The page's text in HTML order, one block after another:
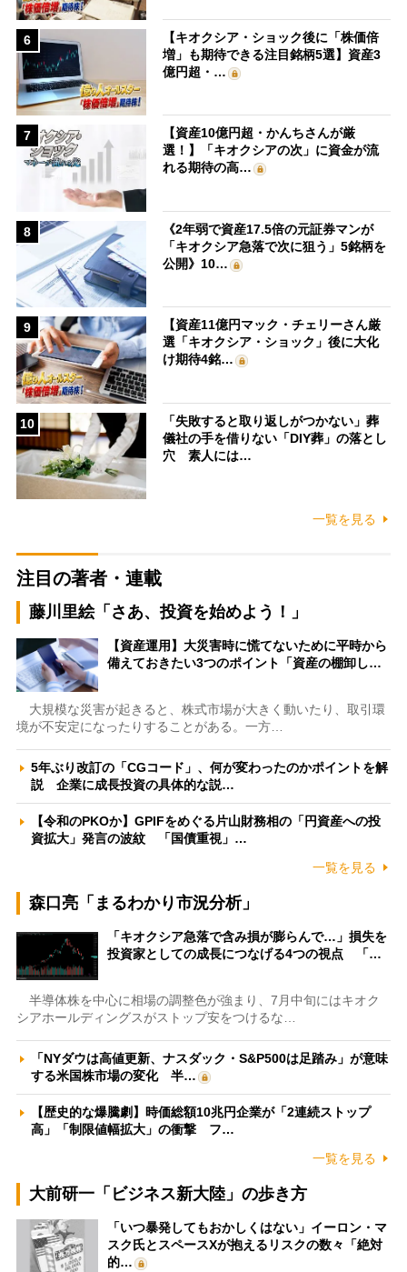
6
【キオクシア・ショック後に「株価倍
増」も期待できる注目銘柄5選】資産3
億円超・…
7
【資産10億円超・かんちさんが厳
選！】「キオクシアの次」に資金が流
れる期待の高…
8
《2年弱で資産17.5倍の元証券マンが
「キオクシア急落で次に狙う」5銘柄を
公開》10…
9
【資産11億円マック・チェリーさん厳
選「キオクシア・ショック」後に大化
け期待4銘…
10
「失敗すると取り返しがつかない」葬
儀社の手を借りない「DIY葬」の落とし
穴 素人には…
一覧を見る
注目の著者・連載
藤川里絵「さあ、投資を始めよう！」
【資産運用】大災害時に慌てないために平時から
備えておきたい3つのポイント「資産の棚卸し…
大規模な災害が起きると、株式市場が大きく動いたり、取引環
境が不安定になったりすることがある。一方…
5年ぶり改訂の「CGコード」、何が変わったのかポイントを解
説 企業に成長投資の具体的な説…
【令和のPKOか】GPIFをめぐる片山財務相の「円資産への投
資拡大」発言の波紋 「国債重視」…
一覧を見る
森口亮「まるわかり市況分析」
「キオクシア急落で含み損が膨らんで…」損失を
投資家としての成長につなげる4つの視点 「…
半導体株を中心に相場の調整色が強まり、7月中旬にはキオク
シアホールディングスがストップ安をつけるな…
「NYダウは高値更新、ナスダック・S&P500は足踏み」が意味
する米国株市場の変化 半…
【歴史的な爆騰劇】時価総額10兆円企業が「2連続ストップ
高」「制限値幅拡大」の衝撃 フ…
一覧を見る
大前研一「ビジネス新大陸」の歩き方
「いつ暴発してもおかしくはない」イーロン・マ
スク氏とスペースXが抱えるリスクの数々「絶対
的…